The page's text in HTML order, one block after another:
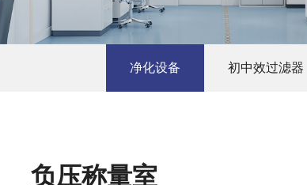
净化设备 初中效过滤器
负压称量室